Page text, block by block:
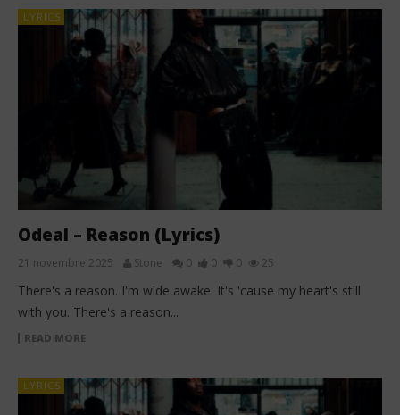
LYRICS
Odeal – Reason (Lyrics)
21 novembre 2025 Stone 0 0 0 25
There's a reason. I'm wide awake. It's 'cause my heart's still
with you. There's a reason...
READ MORE
LYRICS